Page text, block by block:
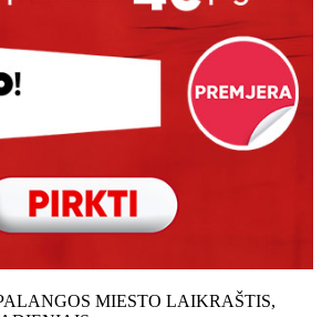
MIESTO LAIKRAŠTIS,